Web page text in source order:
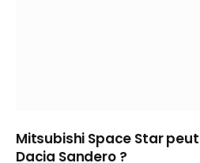
Mitsubishi Space Star
Dacia Sandero ?